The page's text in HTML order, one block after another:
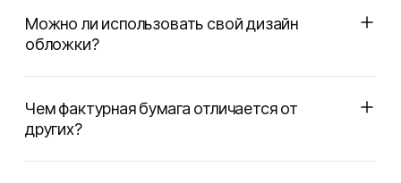
Можно ли использовать свой дизайн
обложки?
Чем фактурная бумага отличается от
других?